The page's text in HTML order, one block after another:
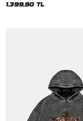
1.399,90 TL